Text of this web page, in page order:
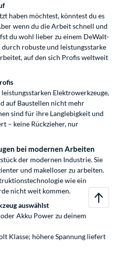
haben möchtest, könntest du es
wenn du die Arbeit schnell und
du wohl lieber zu einem DeWalt-
robuste und leistungsstarke
auf den sich Profis weltweit
Elektrowerkzeuge,
auf Baustellen nicht mehr
sind für ihre Langlebigkeit und
– keine Rückzieher, nur
bei modernen Arbeiten
der modernen Industrie. Sie
und makelloser zu arbeiten.
wie ein
nicht weit kommen.
auswählst
Akku Power zu deinem
Klasse; höhere Spannung liefert